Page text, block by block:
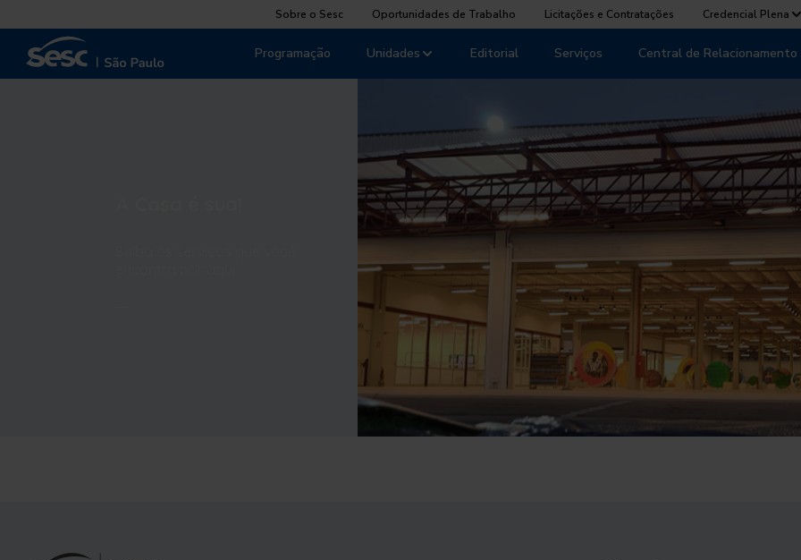
Sobre o Sesc Oportunidades de Trabalho Licitações e Contratações Credencial Plena
Unidades
Programação Editorial Serviços Central de Relacionamento